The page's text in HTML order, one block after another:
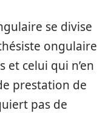
se divise
ongulaire
et celui qui n’en
prestation de
pas de